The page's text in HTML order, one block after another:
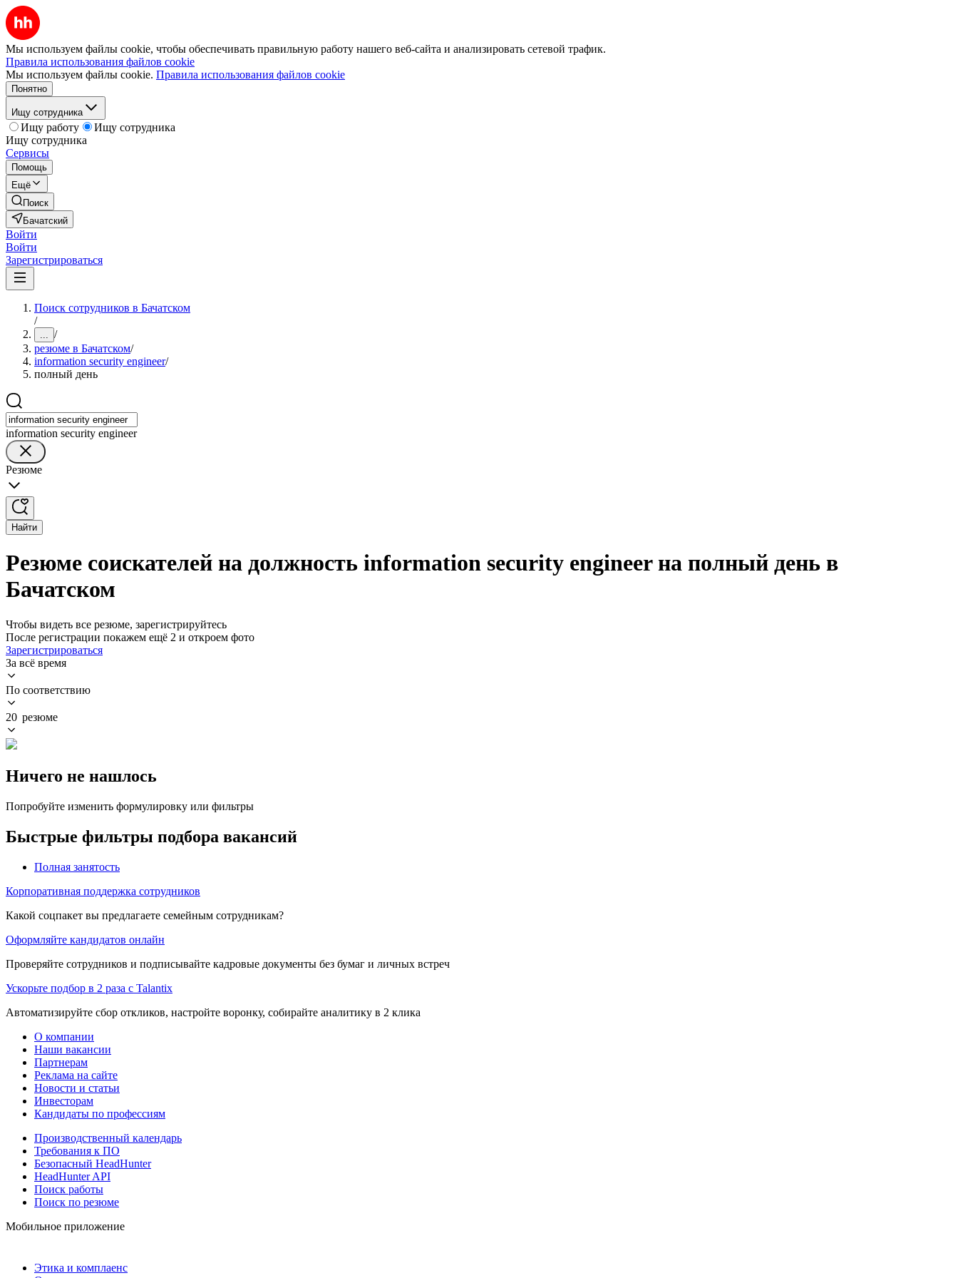
Мы используем файлы cookie, чтобы обеспечивать правильную работу нашего веб-сайта и анализировать сетевой трафик.
Правила использования файлов cookie
Мы используем файлы cookie. Правила использования файлов cookie
Понятно
Ищу сотрудника
Ищу работу
Ищу сотрудника
Ищу сотрудника
Сервисы
Помощь
Ещё
Поиск
Бачатский
Войти
Войти
Зарегистрироваться
Поиск сотрудников в Бачатском
/
... /
резюме в Бачатском/
information security engineer/
полный день
information security engineer
Резюме
Найти
Резюме соискателей на должность information security engineer на полный день в
Бачатском
Чтобы видеть все резюме, зарегистрируйтесь
После регистрации покажем ещё 2 и откроем фото
Зарегистрироваться
За всё время
По соответствию
20 резюме
Ничего не нашлось
Попробуйте изменить формулировку или фильтры
Быстрые фильтры подбора вакансий
Полная занятость
Корпоративная поддержка сотрудников
Какой соцпакет вы предлагаете семейным сотрудникам?
Оформляйте кандидатов онлайн
Проверяйте сотрудников и подписывайте кадровые документы без бумаг и личных встреч
Ускорьте подбор в 2 раза с Talantix
Автоматизируйте сбор откликов, настройте воронку, собирайте аналитику в 2 клика
О компании
Наши вакансии
Партнерам
Реклама на сайте
Новости и статьи
Инвесторам
Кандидаты по профессиям
Производственный календарь
Требования к ПО
Безопасный HeadHunter
HeadHunter API
Поиск работы
Поиск по резюме
Мобильное приложение
Этика и комплаенс